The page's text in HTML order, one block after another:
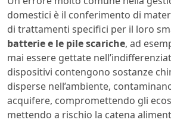
domestici è il conferimento di
di trattamenti specifici per il loro
batterie e le pile scariche, ad
mai essere gettate
dispositivi contengono sostanze
disperse nell’ambiente,
acquifere, compromettendo gli
mettendo a rischio la catena